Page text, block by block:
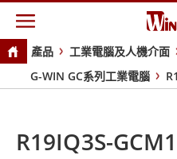
產品 工業電腦及人機介面
G-WIN GC系列工業電腦
R19IQ3S-GCM1